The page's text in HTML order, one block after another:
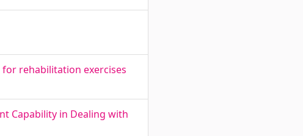
rehabilitation exercises
Capability in Dealing with